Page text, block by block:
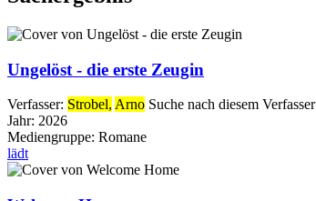
Ungelöst - die erste Zeugin
Verfasser: Strobel, Arno Suche nach diesem Verfasser
Jahr: 2026
Mediengruppe: Romane
lädt